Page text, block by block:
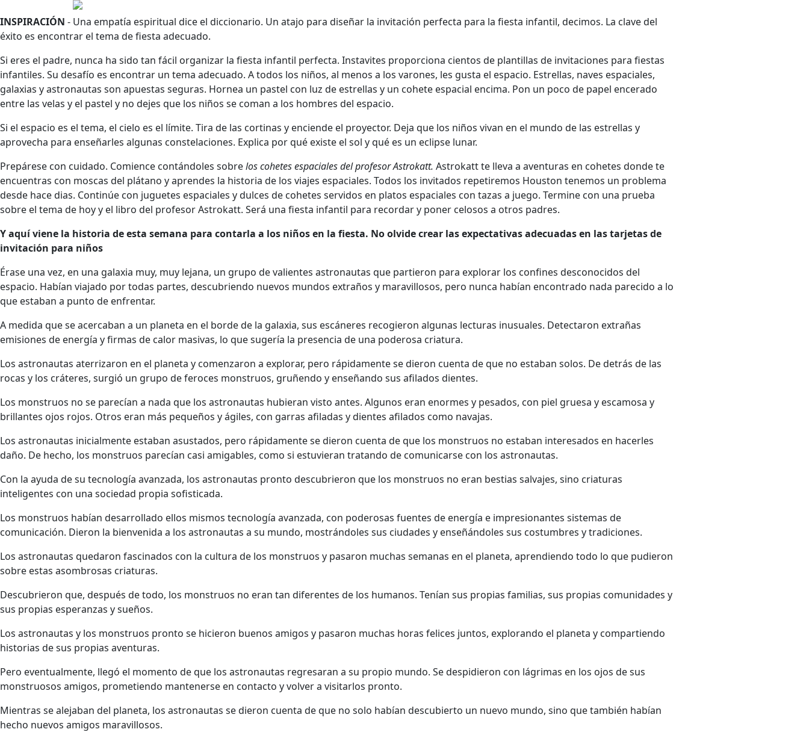
INSPIRACIÓN - Una empatía espiritual dice el diccionario. Un atajo para diseñar la invitación perfecta para la fiesta infantil, decimos. La clave del
éxito es encontrar el tema de fiesta adecuado.
Si eres el padre, nunca ha sido tan fácil organizar la fiesta infantil perfecta. Instavites proporciona cientos de plantillas de invitaciones para fiestas
infantiles. Su desafío es encontrar un tema adecuado. A todos los niños, al menos a los varones, les gusta el espacio. Estrellas, naves espaciales,
galaxias y astronautas son apuestas seguras. Hornea un pastel con luz de estrellas y un cohete espacial encima. Pon un poco de papel encerado
entre las velas y el pastel y no dejes que los niños se coman a los hombres del espacio.
Si el espacio es el tema, el cielo es el límite. Tira de las cortinas y enciende el proyector. Deja que los niños vivan en el mundo de las estrellas y
aprovecha para enseñarles algunas constelaciones. Explica por qué existe el sol y qué es un eclipse lunar.
Prepárese con cuidado. Comience contándoles sobrelos cohetes espaciales del profesor Astrokatt. Astrokatt te lleva a aventuras en cohetes donde te
encuentras con moscas del plátano y aprendes la historia de los viajes espaciales. Todos los invitados repetiremos Houston tenemos un problema
desde hace dias. Continúe con juguetes espaciales y dulces de cohetes servidos en platos espaciales con tazas a juego. Termine con una prueba
sobre el tema de hoy y el libro del profesor Astrokatt. Será una fiesta infantil para recordar y poner celosos a otros padres.
Y aquí viene la historia de esta semana para contarla a los niños en la fiesta. No olvide crear las expectativas adecuadas en las tarjetas de
invitación para niños
Érase una vez, en una galaxia muy, muy lejana, un grupo de valientes astronautas que partieron para explorar los confines desconocidos del
espacio. Habían viajado por todas partes, descubriendo nuevos mundos extraños y maravillosos, pero nunca habían encontrado nada parecido a lo
que estaban a punto de enfrentar.
A medida que se acercaban a un planeta en el borde de la galaxia, sus escáneres recogieron algunas lecturas inusuales. Detectaron extrañas
emisiones de energía y firmas de calor masivas, lo que sugería la presencia de una poderosa criatura.
Los astronautas aterrizaron en el planeta y comenzaron a explorar, pero rápidamente se dieron cuenta de que no estaban solos. De detrás de las
rocas y los cráteres, surgió un grupo de feroces monstruos, gruñendo y enseñando sus afilados dientes.
Los monstruos no se parecían a nada que los astronautas hubieran visto antes. Algunos eran enormes y pesados, con piel gruesa y escamosa y
brillantes ojos rojos. Otros eran más pequeños y ágiles, con garras afiladas y dientes afilados como navajas.
Los astronautas inicialmente estaban asustados, pero rápidamente se dieron cuenta de que los monstruos no estaban interesados en hacerles
daño. De hecho, los monstruos parecían casi amigables, como si estuvieran tratando de comunicarse con los astronautas.
Con la ayuda de su tecnología avanzada, los astronautas pronto descubrieron que los monstruos no eran bestias salvajes, sino criaturas
inteligentes con una sociedad propia sofisticada.
Los monstruos habían desarrollado ellos mismos tecnología avanzada, con poderosas fuentes de energía e impresionantes sistemas de
comunicación. Dieron la bienvenida a los astronautas a su mundo, mostrándoles sus ciudades y enseñándoles sus costumbres y tradiciones.
Los astronautas quedaron fascinados con la cultura de los monstruos y pasaron muchas semanas en el planeta, aprendiendo todo lo que pudieron
sobre estas asombrosas criaturas.
Descubrieron que, después de todo, los monstruos no eran tan diferentes de los humanos. Tenían sus propias familias, sus propias comunidades y
sus propias esperanzas y sueños.
Los astronautas y los monstruos pronto se hicieron buenos amigos y pasaron muchas horas felices juntos, explorando el planeta y compartiendo
historias de sus propias aventuras.
Pero eventualmente, llegó el momento de que los astronautas regresaran a su propio mundo. Se despidieron con lágrimas en los ojos de sus
monstruosos amigos, prometiendo mantenerse en contacto y volver a visitarlos pronto.
Mientras se alejaban del planeta, los astronautas se dieron cuenta de que no solo habían descubierto un nuevo mundo, sino que también habían
hecho nuevos amigos maravillosos.